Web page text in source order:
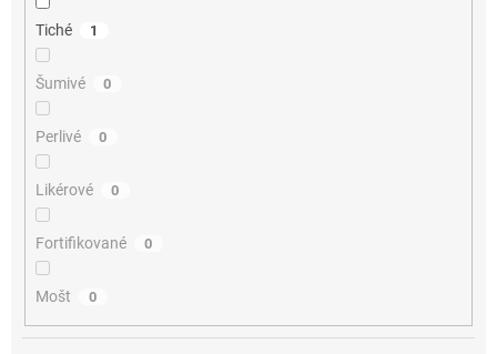
Tiché 1
Šumivé 0
Perlivé 0
Likérové 0
Fortifikované 0
Mošt 0